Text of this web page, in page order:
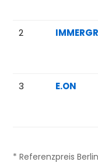
2
3 E.ON
* Referenzpreis